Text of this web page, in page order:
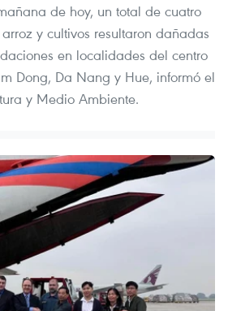
de hoy, un total de cuatro
y cultivos resultaron dañadas
en localidades del centro
Dong, Da Nang y Hue, informó el
y Medio Ambiente.